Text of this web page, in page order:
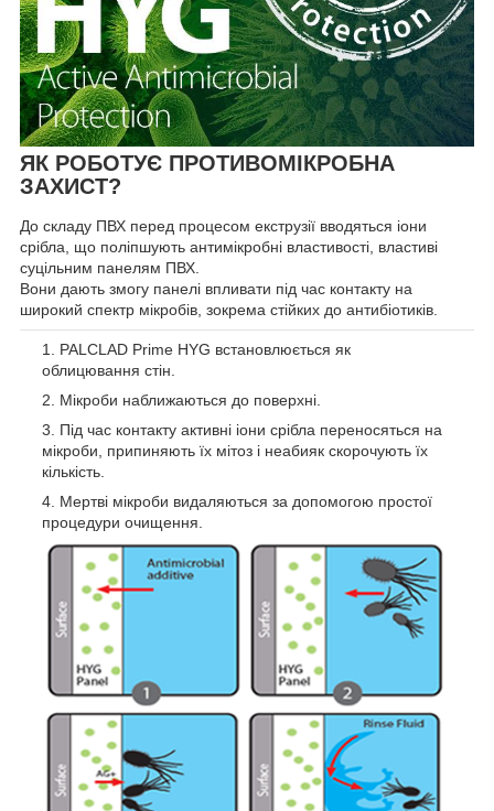
ЯК РОБОТУЄ ПРОТИВОМІКРОБНА
ЗАХИСТ?
До складу ПВХ перед процесом екструзії вводяться іони
срібла, що поліпшують антимікробні властивості, властиві
суцільним панелям ПВХ.
Вони дають змогу панелі впливати під час контакту на
широкий спектр мікробів, зокрема стійких до антибіотиків.
PALCLAD Prime HYG встановлюється як
облицювання стін.
Мікроби наближаються до поверхні.
Під час контакту активні іони срібла переносяться на
мікроби, припиняють їх мітоз і неабияк скорочують їх
кількість.
Мертві мікроби видаляються за допомогою простої
процедури очищення.